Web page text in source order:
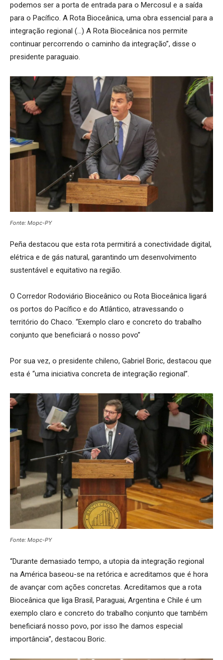
podemos ser a porta de entrada para o Mercosul e a saída
para o Pacífico. A Rota Bioceânica, uma obra essencial para a
integração regional (…) A Rota Bioceânica nos permite
continuar percorrendo o caminho da integração”, disse o
presidente paraguaio.
Fonte: Mopc-PY
Peña destacou que esta rota permitirá a conectividade digital,
elétrica e de gás natural, garantindo um desenvolvimento
sustentável e equitativo na região.
O Corredor Rodoviário Bioceânico ou Rota Bioceânica ligará
os portos do Pacífico e do Atlântico, atravessando o
território do Chaco. “Exemplo claro e concreto do trabalho
conjunto que beneficiará o nosso povo”
Por sua vez, o presidente chileno, Gabriel Boric, destacou que
esta é “uma iniciativa concreta de integração regional”.
Fonte: Mopc-PY
“Durante demasiado tempo, a utopia da integração regional
na América baseou-se na retórica e acreditamos que é hora
de avançar com ações concretas. Acreditamos que a rota
Bioceânica que liga Brasil, Paraguai, Argentina e Chile é um
exemplo claro e concreto do trabalho conjunto que também
beneficiará nosso povo, por isso lhe damos especial
importância”, destacou Boric.